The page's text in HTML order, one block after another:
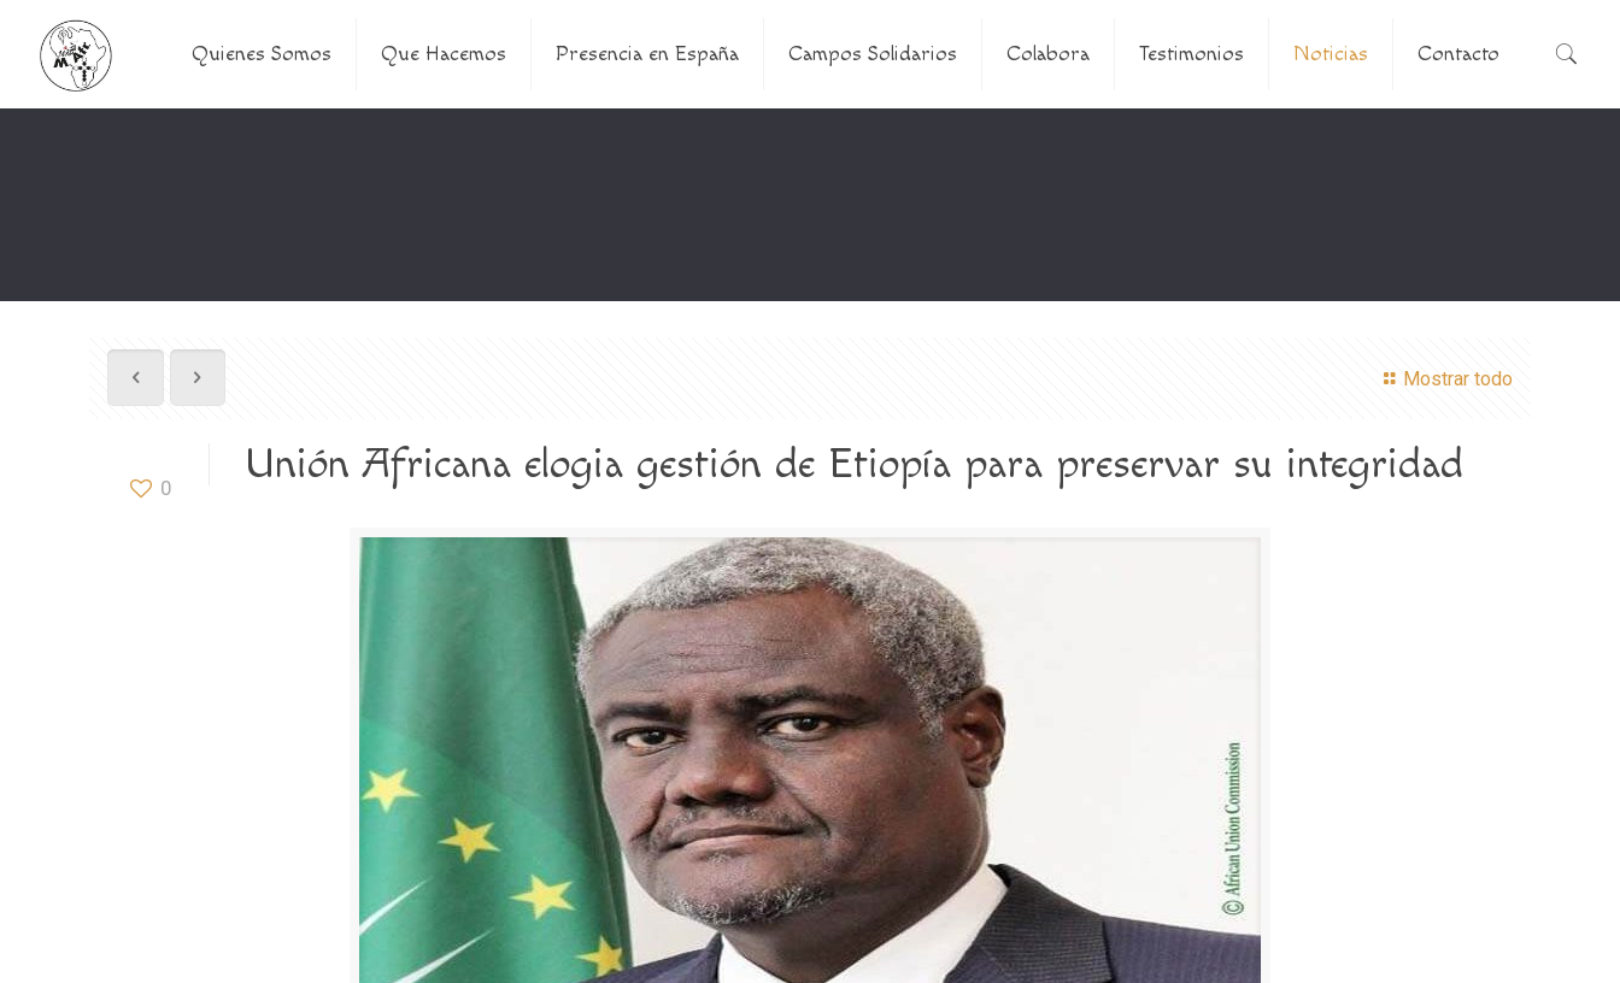
Quienes Somos Que Hacemos Presencia en España Campos Solidarios Colabora Testimonios Noticias Contacto
Mostrar todo
0 Unión Africana elogia gestión de Etiopía para preservar su integridad